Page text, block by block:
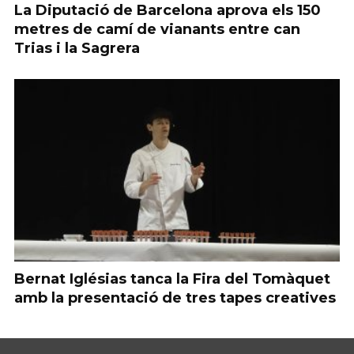
La Diputació de Barcelona aprova els 150
metres de camí de vianants entre can
Trias i la Sagrera
Bernat Iglésias tanca la Fira del Tomàquet
amb la presentació de tres tapes creatives